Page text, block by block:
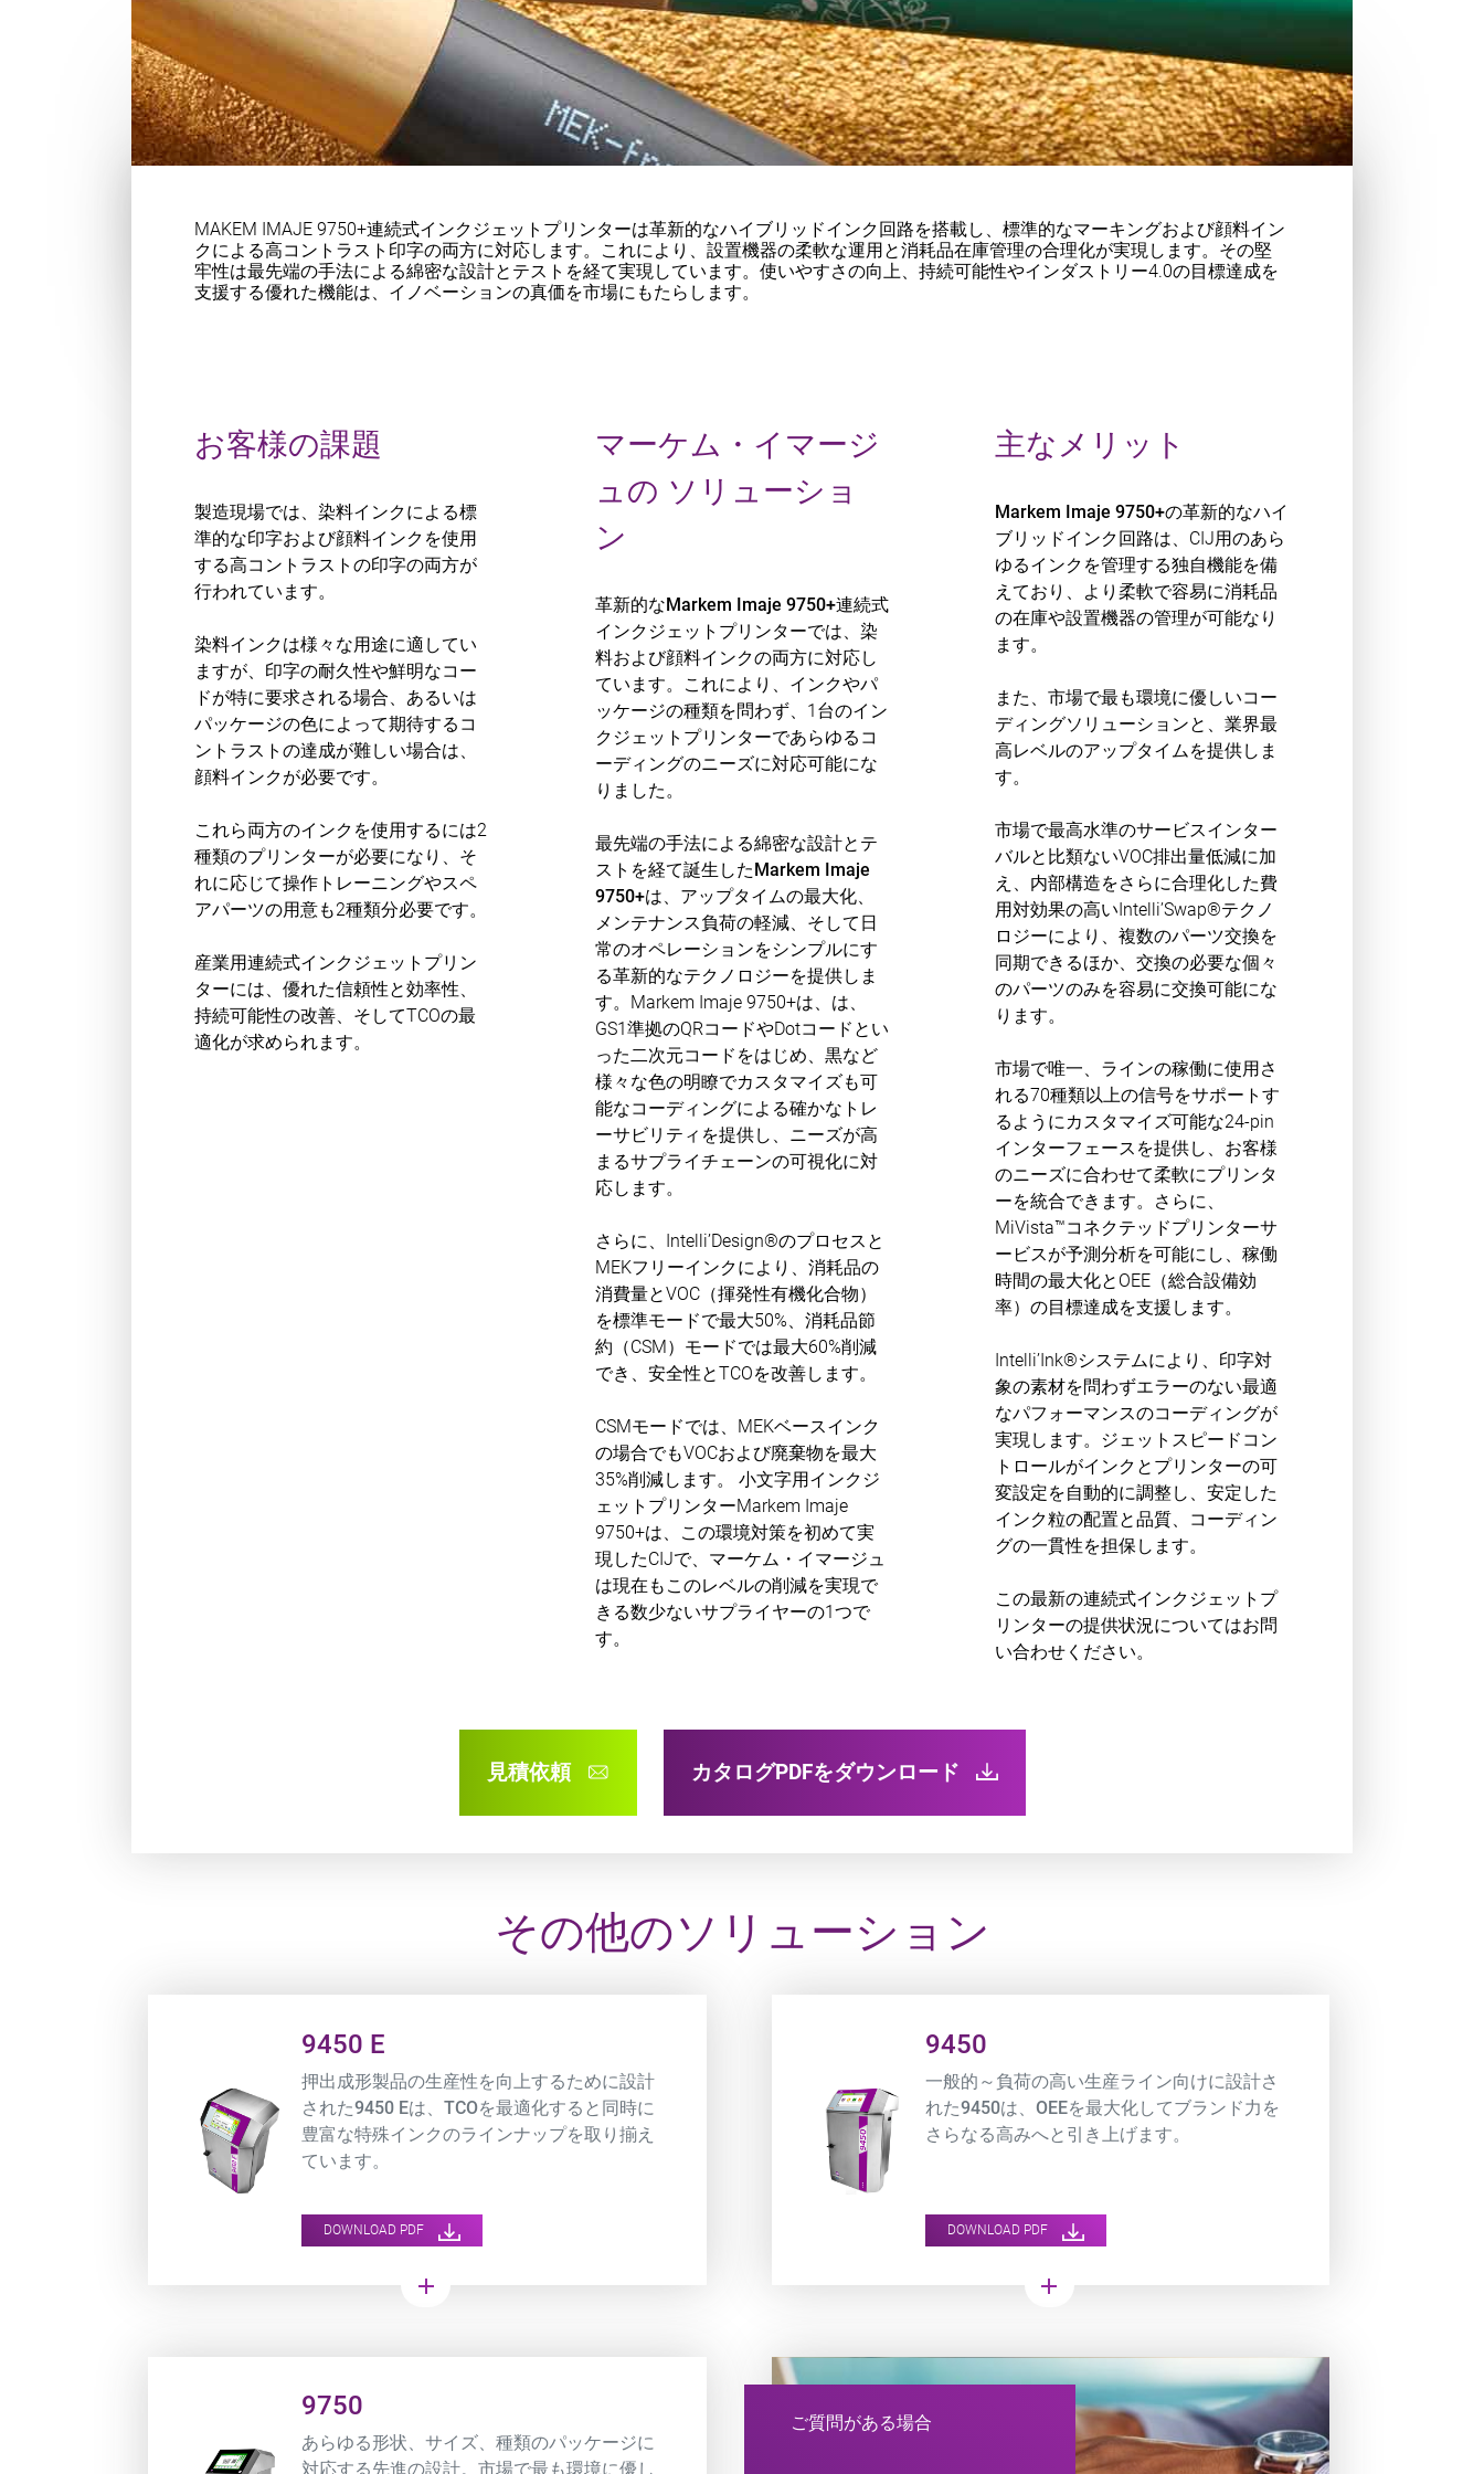
MAKEM IMAJE 9750+連続式インクジェットプリンターは革新的なハイブリッドインク回路を搭載し、標準的なマーキングおよび顔料イン
クによる高コントラスト印字の両方に対応します。これにより、設置機器の柔軟な運用と消耗品在庫管理の合理化が実現します。 その堅
牢性は最先端の手法による綿密な設計とテストを経て実現しています。使いやすさの向上、持続可能性やインダストリー4.0の目標達成を
支援する優れた機能は、イノベーションの真価を市場にもたらします。
お客様の課題
製造現場では、染料インクによる標
準的な印字および顔料インクを使用
する高コントラストの印字の両方が
行われています。
染料インクは様々な用途に適してい
ますが、印字の耐久性や鮮明なコー
ドが特に要求される場合、あるいは
パッケージの色によって期待するコ
ントラストの達成が難しい場合は、
顔料インクが必要です。
これら両方のインク を使用するには2
種類のプリンターが必要になり、そ
れに応じて操作トレーニングやスペ
アパーツの用意も2種類分必要です。
産業用連続式インクジェットプリン
ターには、優れた信頼性と効率性、
持続可能性の改善、そしてTCOの最
適化が求められます。
マーケム・イマージ
ュの ソリューショ
ン
革新的なMarkem Imaje 9750+連続式
インクジェットプリンターでは、染
料および顔料インクの両方に対応し
ています。
これにより、インクやパ
ッケージの種類を問わず、1台のイン
クジェットプリンターであらゆるコ
ーディングのニーズに対応可能にな
りました。
最先端の手法による綿密な設計とテ
ストを経て誕生したMarkem Imaje
9750+は、アップタイムの最大化、
メンテナンス負荷の軽減、そして日
常のオペレーションをシンプルにす
る革新的なテクノロジーを提供しま
す。Markem Imaje 9750+は、は、
GS1準拠のQRコードやDotコードとい
った二次元コードをはじめ、黒など
様々な色の明瞭でカスタマイズも可
能なコーディングによる確かなトレ
ーサビリティを提供し、ニーズが高
まるサプライチェーンの可視化に対
応します。
さらに、Intelli’Design®のプロセスと
MEKフリーインクにより、消耗品の
消費量とVOC（揮発性有機化合物）
を標準モードで最大50%、消耗品節
約（CSM）モードでは最大60%削減
でき、安全性とTCOを改善します。
CSMモードでは、MEKベースインク
の場合でもVOCおよび廃棄物を最大
35%削減します。
小文字用インクジ
ェットプリンターMarkem Imaje
9750+は、この環境対策を初めて実
現したCIJで、マーケム・イマージュ
は現在もこのレベルの削減を実現で
きる数少ないサプライヤーの1つで
す。
主なメリット
Markem Imaje 9750+の革新的なハイ
ブリッドインク回路は、CIJ用のあら
ゆるインクを管理する独自機能を備
えており、より柔軟で容易に消耗品
の在庫や設置機器の管理が可能なり
ます。
また、市場で最も環境に優しいコー
ディングソリューションと、業界最
高レベルのアップタイムを提供しま
す。
市場で最高水準のサービスインター
バルと比類ないVOC排出量低減に加
え、内部構造をさらに合理化した費
用対効果の高いIntelli’Swap®テクノ
ロジーにより、複数のパーツ交換を
同期できるほか、交換の必要な個々
のパーツのみを容易に交換可能にな
ります。
市場で唯一、ラインの稼働に使用さ
れる70種類以上の信号をサポートす
るようにカスタマイズ可能な24-pin
インターフェースを提供し、お客様
のニーズに合わせて柔軟にプリンタ
ーを統合できます。さらに、
MiVista™コネクテッドプリンターサ
ービスが予測分析を可能にし、稼働
時間の最大化とOEE（総合設備効
率）の目標達成を支援します。
Intelli’Ink®システムにより、印字対
象の素材を問わずエラーのない最適
なパフォーマンスのコーディングが
実現します。ジェットスピードコン
トロールがインクとプリンターの可
変設定を自動的に調整し、安定した
インク粒の配置と品質、コーディン
グの一貫性を担保します。
この最新の連続式インクジェットプ
リンターの提供状況についてはお問
い合わせください。
見積依頼 カタログPDFをダウンロード
その他のソリューション
9450 E
押出成形製品の生産性を向上するために設計
された9450 Eは、TCOを最適化すると同時に
豊富な特殊インクのラインナップを取り揃え
ています。
DOWNLOAD PDF
add
9450
一般的～負荷の高い生産ライン向けに設計さ
れた9450は、OEEを最大化してブランド力を
さらなる高みへと引き上げます。
DOWNLOAD PDF
add
9750
あらゆる形状、サイズ、種類のパッケージに
対応する先進の設計。市場で最も環境に優し
ご質問がある場合